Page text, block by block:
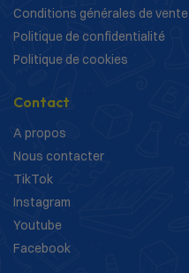
Conditions générales de vente
Politique de confidentialité
Politique de cookies
Contact
A propos
Nous contacter
TikTok
Instagram
Youtube
Facebook